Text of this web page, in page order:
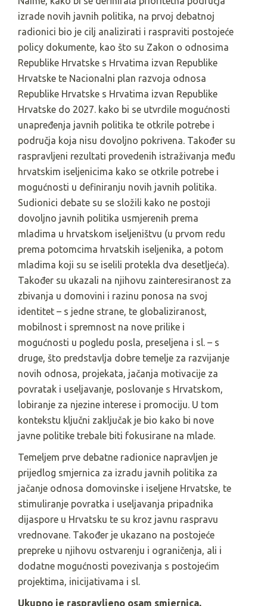
izrade novih javnih politika, na prvoj debatnoj
radionici bio je cilj analizirati i raspraviti postojeće
policy dokumente, kao što su Zakon o odnosima
Republike Hrvatske s Hrvatima izvan Republike
Hrvatske te Nacionalni plan razvoja odnosa
Republike Hrvatske s Hrvatima izvan Republike
Hrvatske do 2027. kako bi se utvrdile mogućnosti
unapređenja javnih politika te otkrile potrebe i
područja koja nisu dovoljno pokrivena. Također su
raspravljeni rezultati provedenih istraživanja među
hrvatskim iseljenicima kako se otkrile potrebe i
mogućnosti u definiranju novih javnih politika.
Sudionici debate su se složili kako ne postoji
dovoljno javnih politika usmjerenih prema
mladima u hrvatskom iseljeništvu (u prvom redu
prema potomcima hrvatskih iseljenika, a potom
mladima koji su se iselili protekla dva desetljeća).
Također su ukazali na njihovu zainteresiranost za
zbivanja u domovini i razinu ponosa na svoj
identitet – s jedne strane, te globaliziranost,
mobilnost i spremnost na nove prilike i
mogućnosti u pogledu posla, preseljena i sl. – s
druge, što predstavlja dobre temelje za razvijanje
novih odnosa, projekata, jačanja motivacije za
povratak i useljavanje, poslovanje s Hrvatskom,
lobiranje za njezine interese i promociju. U tom
kontekstu ključni zaključak je bio kako bi nove
javne politike trebale biti fokusirane na mlade.
Temeljem prve debatne radionice napravljen je
prijedlog smjernica za izradu javnih politika za
jačanje odnosa domovinske i iseljene Hrvatske, te
stimuliranje povratka i useljavanja pripadnika
dijaspore u Hrvatsku te su kroz javnu raspravu
vrednovane. Također je ukazano na postojeće
prepreke u njihovu ostvarenju i ograničenja, ali i
dodatne mogućnosti povezivanja s postojećim
projektima, inicijativama i sl.
Ukupno je raspravljeno osam smjernica,